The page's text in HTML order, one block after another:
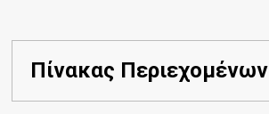
Πίνακας Περιεχομένων